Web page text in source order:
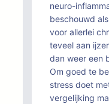
neuro-
beschouwd
voor allerlei
teveel aan
dan weer een
Om goed te
stress doet
vergelijking